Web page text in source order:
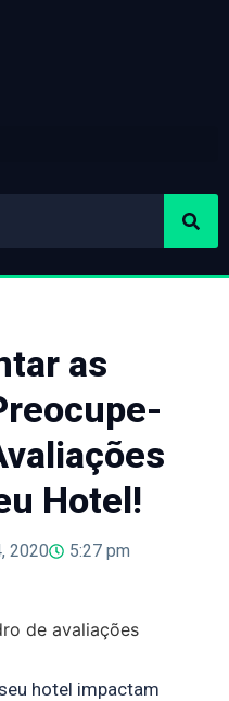
as
Hotel!
2020
5:27 pm
hotel impactam